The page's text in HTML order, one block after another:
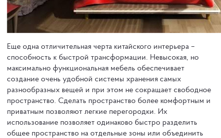
Еще одна отличительная черта китайского интерьера –
способность к быстрой трансформации. Невысокая, но
максимально функциональная мебель обеспечивает
создание очень удобной системы хранения самых
разнообразных вещей и при этом не сокращает свободное
пространство. Сделать пространство более комфортным и
приватным позволяют легкие перегородки. Их
использование позволяет одинаково быстро разделить
общее пространство на отдельные зоны или объединить